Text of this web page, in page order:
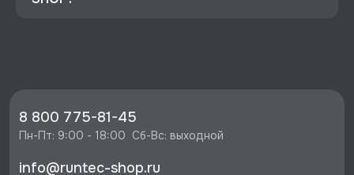
⚡️ Бесплатная доставка в Москве, Санкт-
Петербурге и по РФ, если она меньше 10%
8 800 775-81-45
Пн-Пт: 9:00 - 18:00  Сб-Вс: выходной
info@runtec-shop.ru